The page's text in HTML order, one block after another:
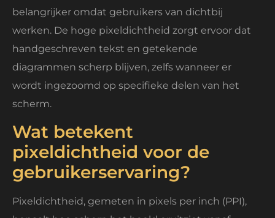
belangrijker omdat gebruikers van dichtbij
werken. De hoge pixeldichtheid zorgt ervoor dat
handgeschreven tekst en getekende
diagrammen scherp blijven, zelfs wanneer er
wordt ingezoomd op specifieke delen van het
scherm.
Wat betekent
pixeldichtheid voor de
gebruikerservaring?
Pixeldichtheid, gemeten in pixels per inch (PPI),